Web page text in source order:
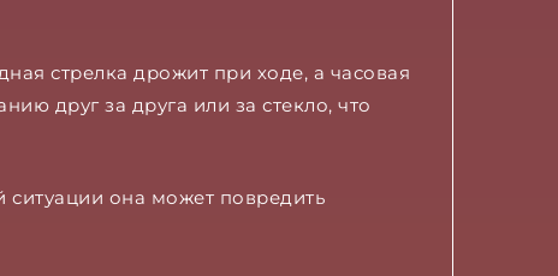
стрелка дрожит при ходе, а часовая
друг за друга или за стекло, что
ситуации она может повредить